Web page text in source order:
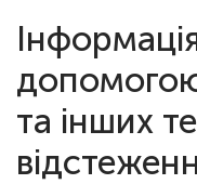
та інших